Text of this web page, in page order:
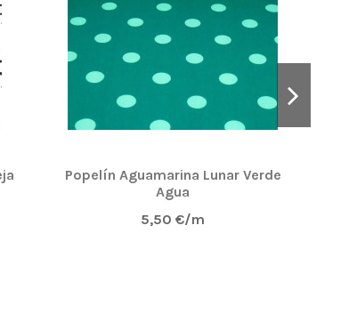
Popelín Aguamarina Lunar Verde
Agua
5,50 €/m